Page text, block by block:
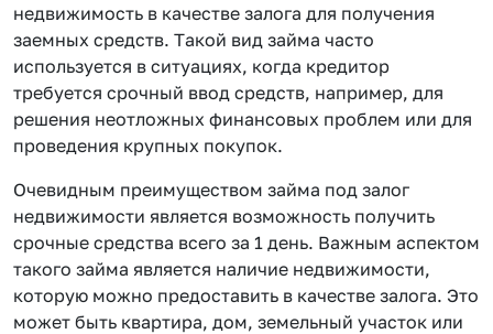
недвижимость в качестве залога для получения
заемных средств. Такой вид займа часто
используется в ситуациях, когда кредитор
требуется срочный ввод средств, например, для
решения неотложных финансовых проблем или для
проведения крупных покупок.
Очевидным преимуществом займа под залог
недвижимости является возможность получить
срочные средства всего за 1 день. Важным аспектом
такого займа является наличие недвижимости,
которую можно предоставить в качестве залога. Это
может быть квартира, дом, земельный участок или